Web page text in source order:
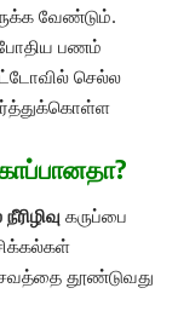
வேண்டும்.
பணம்
செல்ல
கருப்பை
தூண்டுவது